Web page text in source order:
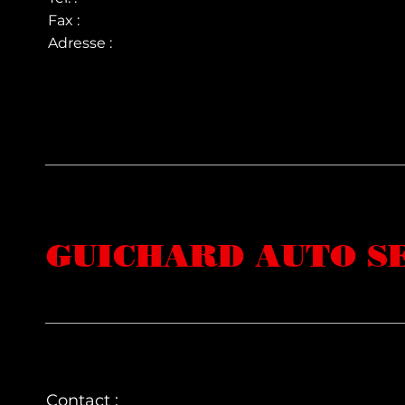
Fax :
Adresse :
GUICHARD AUTO
Contact :